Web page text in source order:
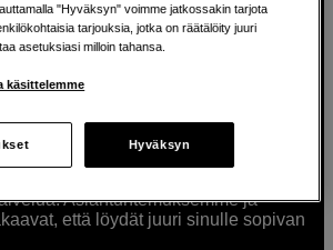
Photolla jo yli 40 vuoden ajan
toteuttamaan visioitaan.
asiantuntemusta ja tuotteita
äänen, videokuvauksen ja
Oikeilla työkaluilla ideat
Autamme sinua valitsemaan
Asiantuntemuksemme ja
että löydät juuri sinulle sopivan
"Hyväksyn" voimme jatkossakin tarjota
tarjouksia, jotka on räätälöity juuri
asetuksiasi milloin tahansa.
käsittelemme
Hyväksyn